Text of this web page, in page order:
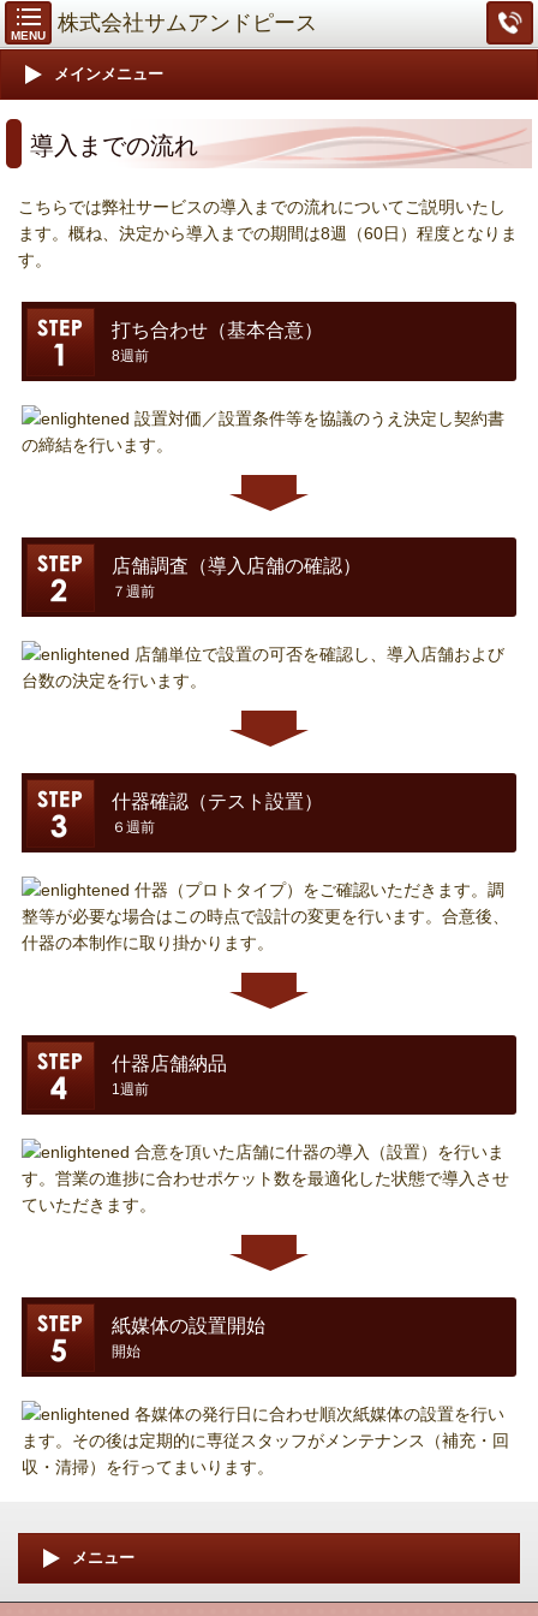
MENU
株式会社サムアンドピース
メインメニュー
導入までの流れ
こちらでは弊社サービスの導入までの流れについてご説明いたし
ます。概ね、決定から導入までの期間は8週（60日）程度となりま
す。
打ち合わせ（基本合意）
8週前
設置対価／設置条件等を協議のうえ決定し契約書
の締結を行います。
店舗調査（導入店舗の確認）
７週前
店舗単位で設置の可否を確認し、導入店舗および
台数の決定を行います。
什器確認（テスト設置）
６週前
什器（プロトタイプ）をご確認いただきます。調
整等が必要な場合はこの時点で設計の変更を行います。合意後、
什器の本制作に取り掛かります。
什器店舗納品
1週前
合意を頂いた店舗に什器の導入（設置）を行いま
す。営業の進捗に合わせポケット数を最適化した状態で導入させ
ていただきます。
紙媒体の設置開始
開始
各媒体の発行日に合わせ順次紙媒体の設置を行い
ます。その後は定期的に専従スタッフがメンテナンス（補充・回
収・清掃）を行ってまいります。
メニュー